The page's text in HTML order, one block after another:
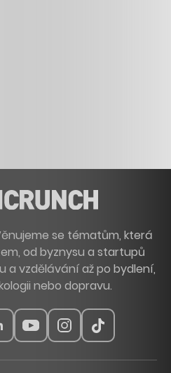
se tématům, která
od byznysu a startupů
a vzdělávání až po bydlení,
nebo dopravu.